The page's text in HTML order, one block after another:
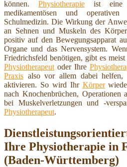
können. Physiotherapieist eine
medikamentösen und operativen
Schulmedizin. Die Wirkung der
an Sehnen und Muskeln des
positiv auf den Bewegungsapparat
Organe und das Nervensystem.
Friedrichsfeld benötigen, gibt es
Physiotherapeut oder Ihre
Praxis also vor allem dabei helfen,
aktivieren. So wird Ihr Körper
nach Knochenbrüchen, Operationen
bei Muskelverletzungen und -
Physiotherapeut.
Ihre Physiotherapie in
(Baden-Württemberg)